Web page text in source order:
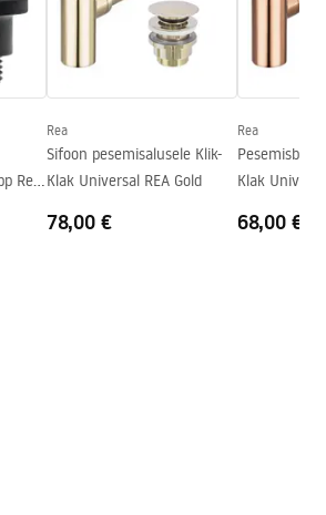
400
Ei
_5.pdf
Rea
Rea
Sifoon pesemisalusele Klik-
Klak Universal REA Gold
78,00 €
Rea
Klak
68,00 €